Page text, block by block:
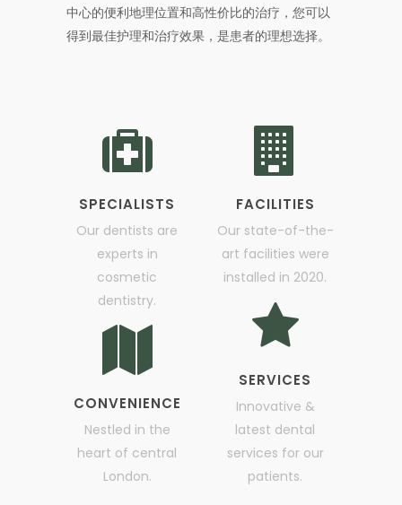
SPECIALISTS
Our dentists are
experts in
cosmetic
dentistry.
CONVENIENCE
Nestled in the
heart of central
London.
FACILITIES
Our state-of-the-
art facilities were
installed in 2020.
SERVICES
Innovative &
latest dental
services for our
patients.
中心的便利地理位置和高性价比的治疗，您可以
得到最佳护理和治疗效果，是患者的理想选择。